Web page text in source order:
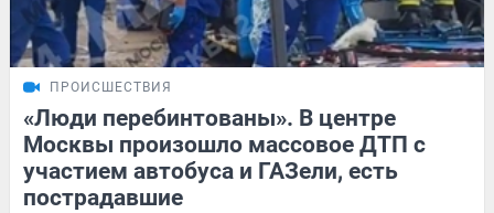
ПРОИСШЕСТВИЯ
«Люди перебинтованы». В центре
Москвы произошло массовое ДТП с
участием автобуса и ГАЗели, есть
пострадавшие